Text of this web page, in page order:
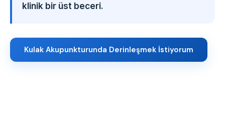
klinik bir üst beceri.
Kulak Akupunkturunda Derinleşmek İstiyorum